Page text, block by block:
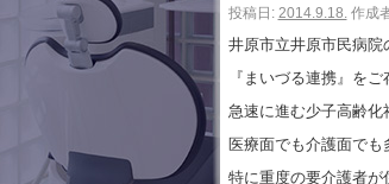
投稿日: 2014.9.18. 作成
井原市立井原市民病院
『まいづる連携』をご
急速に進む少子高齢化
医療面でも介護面でも
特に重度の要介護者が